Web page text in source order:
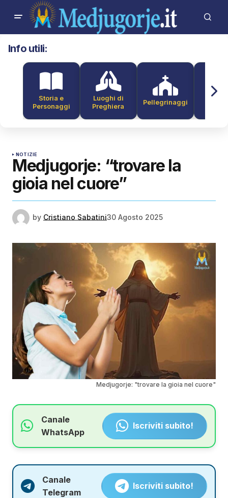
Info utili:
Storia e
Personaggi
Luoghi di
Preghiera
Pellegrinaggi
NOTIZIE
Medjugorje: “trovare la
gioia nel cuore”
by Cristiano Sabatini30 Agosto 2025
Medjugorje: "trovare la gioia nel cuore"
Canale
WhatsApp
Iscriviti subito!
Canale
Telegram
Iscriviti subito!